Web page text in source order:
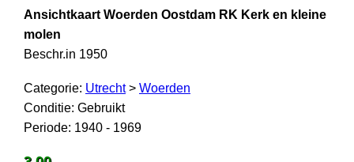
Ansichtkaart Woerden Oostdam RK Kerk en kleine
molen
Beschr.in 1950
Categorie: Utrecht> Woerden
Conditie: Gebruikt
Periode: 1940 - 1969